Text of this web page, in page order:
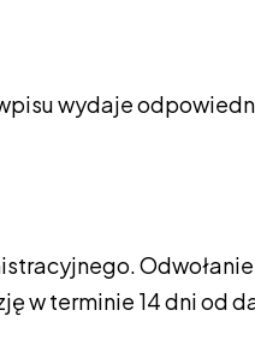
wydaje
w terminie 14 dni od